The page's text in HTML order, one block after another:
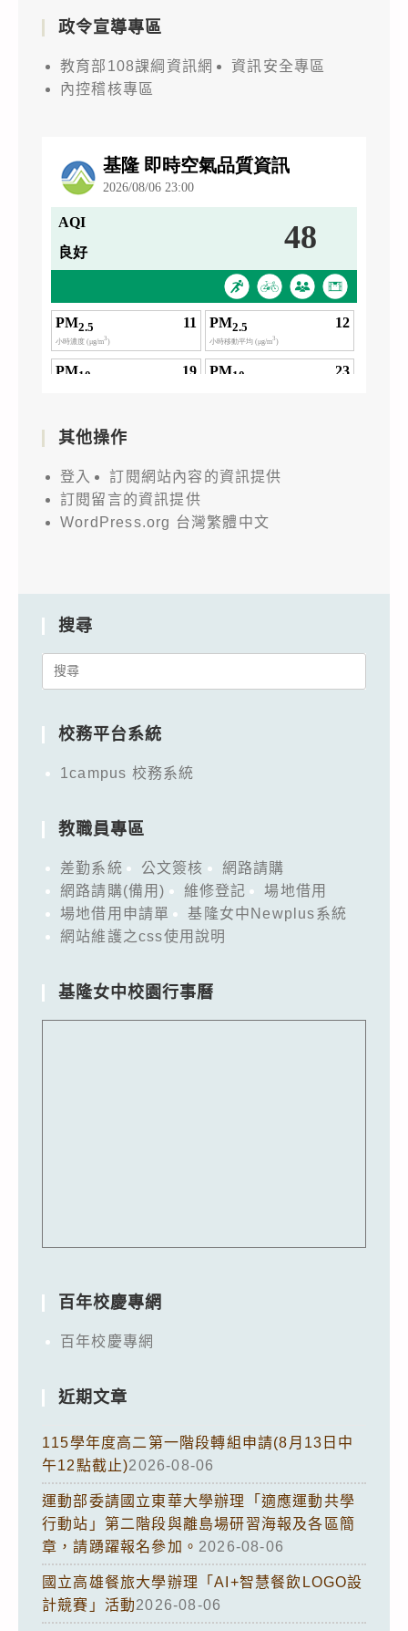
政令宣導專區
教育部108課綱資訊網
資訊安全專區
內控稽核專區
其他操作
登入
訂閱網站內容的資訊提供
訂閱留言的資訊提供
WordPress.org 台灣繁體中文
搜尋
Search
校務平台系統
1campus 校務系統
教職員專區
差勤系統 公文簽核
網路請購
網路請購(備用)
維修登記
場地借用
場地借用申請單
基隆女中Newplus系統
網站維護之css使用說明
基隆女中校園行事曆
百年校慶專網
百年校慶專網
近期文章
115學年度高二第一階段轉組申請(8月13日中
午12點截止)2026-08-06
運動部委請國立東華大學辦理「適應運動共學
行動站」第二階段與離島場研習海報及各區簡
章，請踴躍報名參加。 2026-08-06
國立高雄餐旅大學辦理「AI+智慧餐飲LOGO設
計競賽」活動2026-08-06